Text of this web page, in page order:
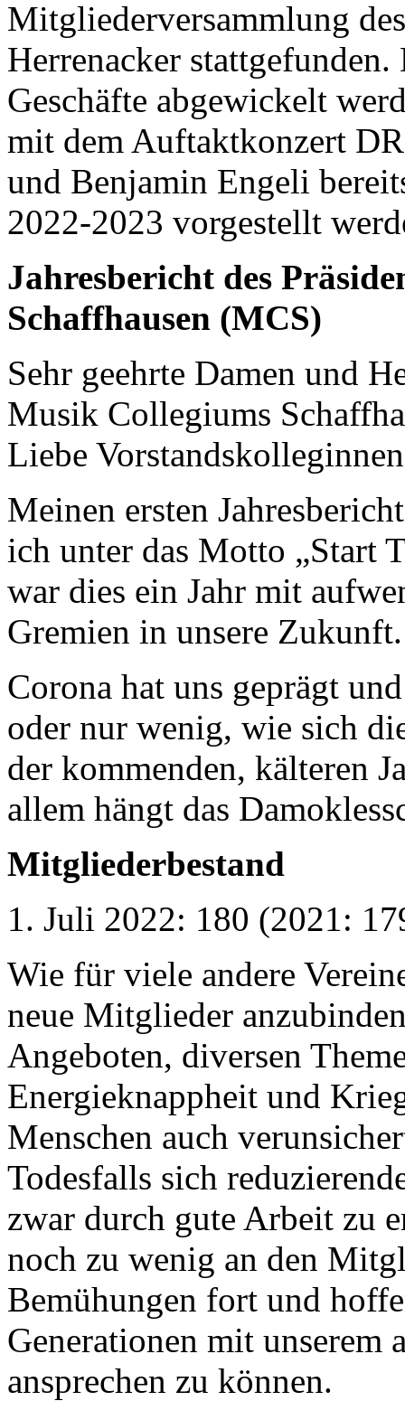
Mitgliederversammlung
Herrenacker
Geschäfte abgewickelt
mit dem Auftaktkonzert
und Benjamin Engeli
2022-2023 vorgestellt
Jahresbericht des
Schaffhausen (MCS)
Sehr geehrte Damen und
Musik Collegiums
Liebe
Meinen ersten
ich unter das Motto „Start
war dies ein Jahr mit
Gremien in unsere Zukunft.
Corona hat uns geprägt
oder nur wenig, wie sich
der kommenden, kälteren
allem hängt das
Mitgliederbestand
1. Juli 2022: 180 (2021:
Wie für viele andere
neue Mitglieder
Angeboten, diversen
Energieknappheit und
Menschen auch
Todesfalls sich
zwar durch gute Arbeit zu
noch zu wenig an den
Bemühungen fort und
Generationen mit
ansprechen zu können.